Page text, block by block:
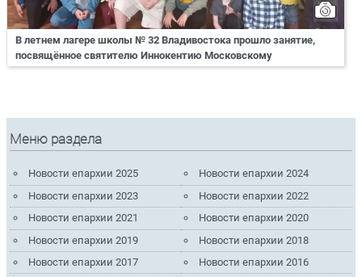
В летнем лагере школы № 32 Владивостока прошло занятие,
посвящённое святителю Иннокентию Московскому
Меню раздела
Новости епархии 2025
Новости епархии 2024
Новости епархии 2023
Новости епархии 2022
Новости епархии 2021
Новости епархии 2020
Новости епархии 2019
Новости епархии 2018
Новости епархии 2017
Новости епархии 2016